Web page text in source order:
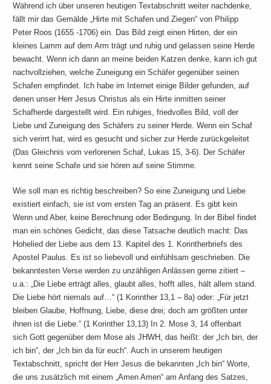
Während ich über unseren heutigen Textabschnitt weiter nachdenke,
fällt mir das Gemälde „Hirte mit Schafen und Ziegen“ von Philipp
Peter Roos (1655 -1706) ein. Das Bild zeigt einen Hirten, der ein
kleines Lamm auf dem Arm trägt und ruhig und gelassen seine Herde
bewacht. Wenn ich dann an meine beiden Katzen denke, kann ich gut
nachvollziehen, welche Zuneigung ein Schäfer gegenüber seinen
Schafen empfindet. Ich habe im Internet einige Bilder gefunden, auf
denen unser Herr Jesus Christus als ein Hirte inmitten seiner
Schafherde dargestellt wird. Ein ruhiges, friedvolles Bild, voll der
Liebe und Zuneigung des Schäfers zu seiner Herde. Wenn ein Schaf
sich verirrt hat, wird es gesucht und sicher zur Herde zurückgeleitet
(Das Gleichnis vom verlorenen Schaf, Lukas 15, 3-6). Der Schäfer
kennt seine Schafe und sie hören auf seine Stimme.
Wie soll man es richtig beschreiben? So eine Zuneigung und Liebe
existiert einfach, sie ist vom ersten Tag an präsent. Es gibt kein
Wenn und Aber, keine Berechnung oder Bedingung. In der Bibel findet
man ein schönes Gedicht, das diese Tatsache deutlich macht: Das
Hohelied der Liebe aus dem 13. Kapitel des 1. Korintherbriefs des
Apostel Paulus. Es ist so liebevoll und einfühlsam geschrieben. Die
bekanntesten Verse werden zu unzähligen Anlässen gerne zitiert –
u.a.: „Die Liebe erträgt alles, glaubt alles, hofft alles, hält allem stand.
Die Liebe hört niemals auf…“ (1 Korinther 13,1 – 8a) oder: „Für jetzt
bleiben Glaube, Hoffnung, Liebe, diese drei; doch am größten unter
ihnen ist die Liebe.“ (1 Korinther 13,13) In 2. Mose 3, 14 offenbart
sich Gott gegenüber dem Mose als JHWH, das heißt: der „Ich bin, der
ich bin“, der „Ich bin da für euch“. Auch in unserem heutigen
Textabschnitt, spricht der Herr Jesus die bekannten „Ich bin“ Worte,
die uns zusätzlich mit einem „Amen Amen“ am Anfang des Satzes,